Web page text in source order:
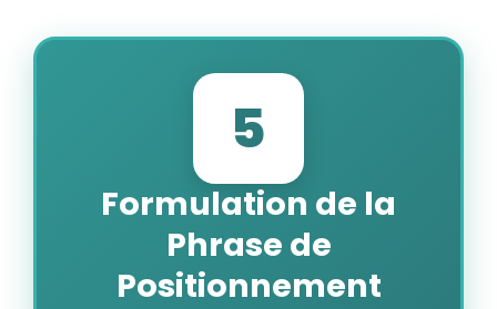
5
Formulation de la
Phrase de
Positionnement